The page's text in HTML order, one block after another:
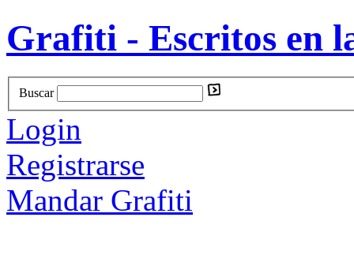
Grafiti - Escritos en
Buscar
Login
Registrarse
Mandar Grafiti